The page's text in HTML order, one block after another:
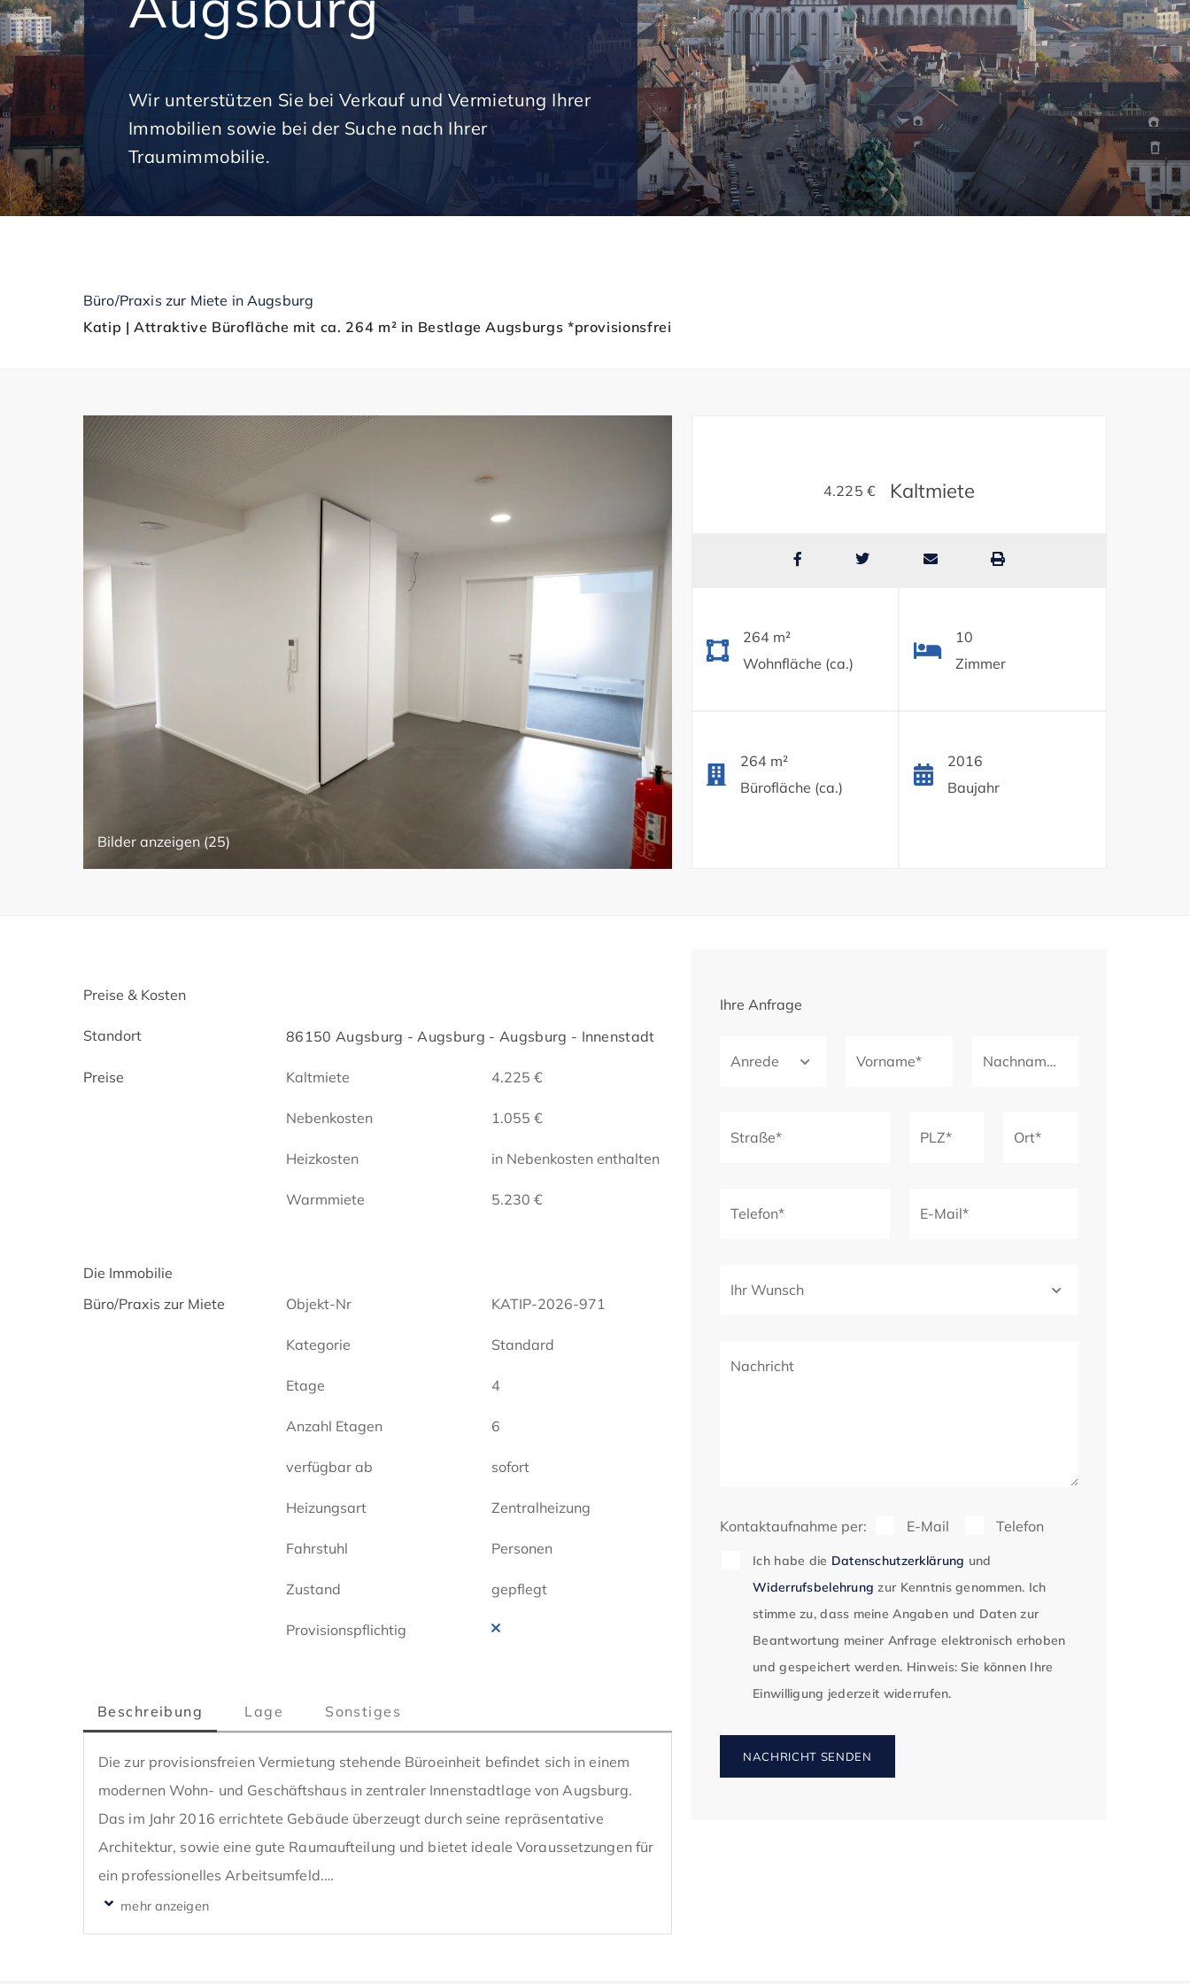
Wir unterstützen Sie bei Verkauf und Vermietung Ihrer
Immobilien sowie bei der Suche nach Ihrer
Traumimmobilie.
Büro/Praxis zur Miete in Augsburg
Katip | Attraktive Bürofläche mit ca. 264 m² in Bestlage Augsburgs *provisionsfrei
Bilder anzeigen (25)
4.225 € Kaltmiete
264 m²
Wohnfläche (ca.)
10
Zimmer
264 m²
Bürofläche (ca.)
2016
Baujahr
Preise & Kosten
Standort 86150 Augsburg - Augsburg - Augsburg - Innenstadt
Preise Kaltmiete 4.225 €
Nebenkosten 1.055 €
Heizkosten in Nebenkosten enthalten
Warmmiete 5.230 €
Die Immobilie
Büro/Praxis zur Miete
Objekt-Nr KATIP-2026-971
Kategorie Standard
Etage 4
Anzahl Etagen 6
verfügbar ab sofort
Heizungsart Zentralheizung
Fahrstuhl Personen
Zustand gepflegt
Provisionspflichtig
Beschreibung Lage Sonstiges
Die zur provisionsfreien Vermietung stehende Büroeinheit befindet sich in einem
modernen Wohn- und Geschäftshaus in zentraler Innenstadtlage von Augsburg.
Das im Jahr 2016 errichtete Gebäude überzeugt durch seine repräsentative
Architektur, sowie eine gute Raumaufteilung und bietet ideale Voraussetzungen für
ein professionelles Arbeitsumfeld.
Die Bürofläche im 4. Obergeschoss umfasst insgesamt ca. 264 m² und ist bequem
Ihre Anfrage
Anrede Vorname* Nachname*
Straße* PLZ* Ort*
Telefon* E-Mail*
Ihr Wunsch
Nachricht
Kontaktaufnahme per: E-Mail Telefon
Ich habe die Datenschutzerklärung und
Widerrufsbelehrung zur Kenntnis genommen. Ich
stimme zu, dass meine Angaben und Daten zur
Beantwortung meiner Anfrage elektronisch erhoben
und gespeichert werden. Hinweis: Sie können Ihre
Einwilligung jederzeit widerrufen.
NACHRICHT SENDEN